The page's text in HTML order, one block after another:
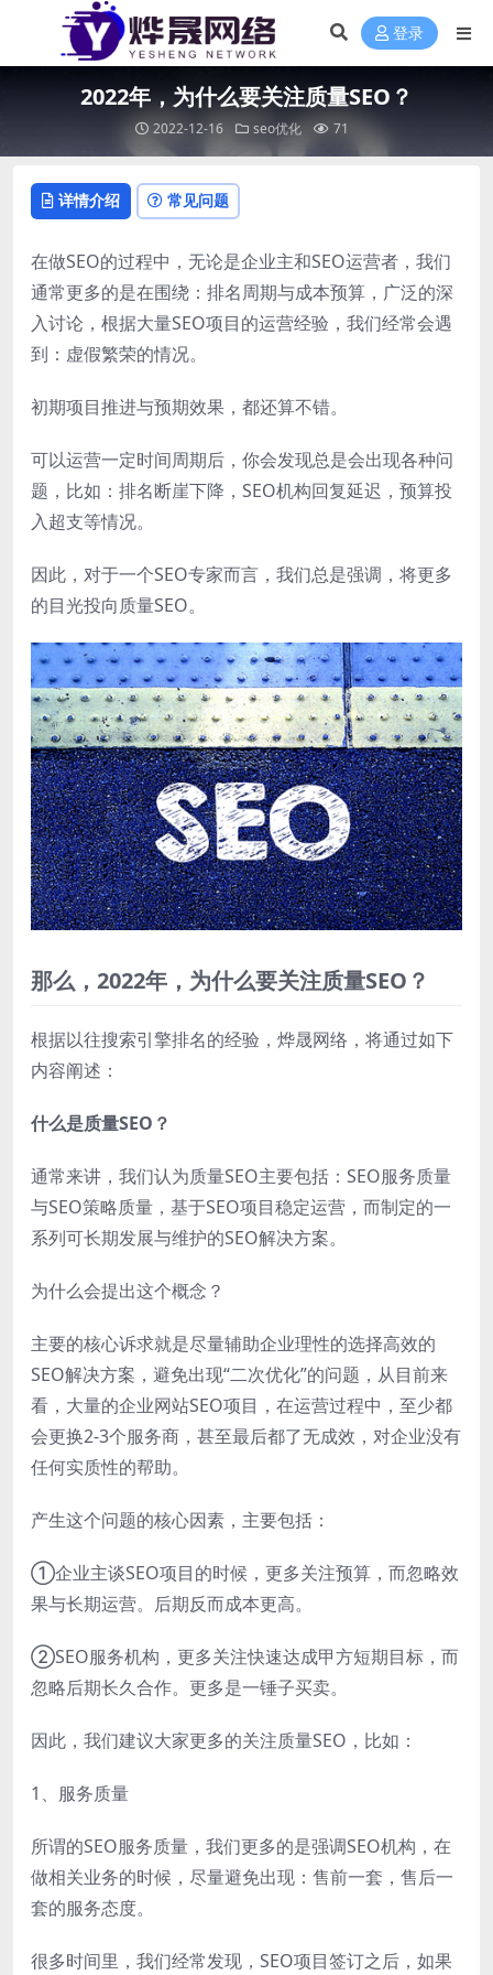
登录
2022年，为什么要关注质量SEO？
2022-12-16 seo优化 71
详情介绍 常见问题
在做SEO的过程中，无论是企业主和SEO运营者，我们
通常更多的是在围绕：排名周期与成本预算，广泛的深
入讨论，根据大量SEO项目的运营经验，我们经常会遇
到：虚假繁荣的情况。
初期项目推进与预期效果，都还算不错。
可以运营一定时间周期后，你会发现总是会出现各种问
题，比如：排名断崖下降，SEO机构回复延迟，预算投
入超支等情况。
因此，对于一个SEO专家而言，我们总是强调，将更多
的目光投向质量SEO。
那么，2022年，为什么要关注质量SEO？
根据以往搜索引擎排名的经验，烨晟网络，将通过如下
内容阐述：
什么是质量SEO？
通常来讲，我们认为质量SEO主要包括：SEO服务质量
与SEO策略质量，基于SEO项目稳定运营，而制定的一
系列可长期发展与维护的SEO解决方案。
为什么会提出这个概念？
主要的核心诉求就是尽量辅助企业理性的选择高效的
SEO解决方案，避免出现“二次优化”的问题，从目前来
看，大量的企业网站SEO项目，在运营过程中，至少都
会更换2-3个服务商，甚至最后都了无成效，对企业没有
任何实质性的帮助。
产生这个问题的核心因素，主要包括：
①企业主谈SEO项目的时候，更多关注预算，而忽略效
果与长期运营。后期反而成本更高。
②SEO服务机构，更多关注快速达成甲方短期目标，而
忽略后期长久合作。更多是一锤子买卖。
因此，我们建议大家更多的关注质量SEO，比如：
1、服务质量
所谓的SEO服务质量，我们更多的是强调SEO机构，在
做相关业务的时候，尽量避免出现：售前一套，售后一
套的服务态度。
很多时间里，我们经常发现，SEO项目签订之后，如果